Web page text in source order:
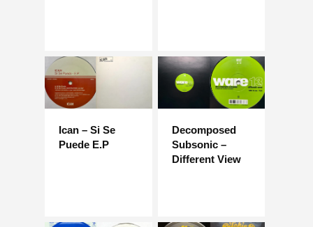
Ican – Si Se
Puede E.P
Decomposed
Subsonic –
Different View